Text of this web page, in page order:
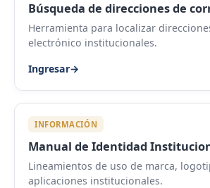
Búsqueda de direcciones de
Herramienta para localizar
electrónico institucionales.
Ingresar→
INFORMACIÓN
Manual de Identidad
Lineamientos de uso de marca,
aplicaciones institucionales.